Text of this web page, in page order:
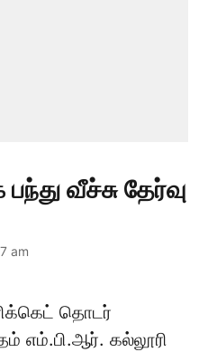
வீச்சு தேர்வு
am
தொடர்
எம்.பி.ஆர். கல்லூரி